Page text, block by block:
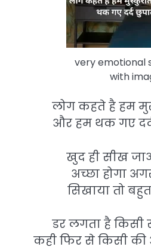
very emotional
with
लोग कहते है हम
और हम थक गए
खुद ही सीख
अच्छा होगा
सिखाया तो बहुत
डर लगता है
कही फिर से किसी